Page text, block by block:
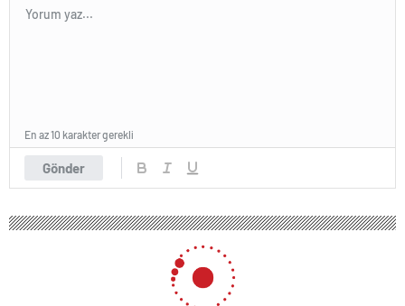
Gönder
En az 10 karakter gerekli
Sakarya’daki dehşetin hemen sonrası: